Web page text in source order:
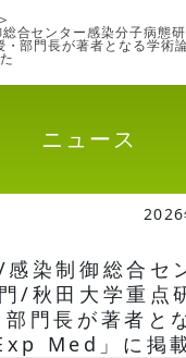
合センター感染分子病態
部門長が著者となる学術
ニュース
2026
染制御総合セ
/秋田大学重点
門長が著者と
Med」に掲